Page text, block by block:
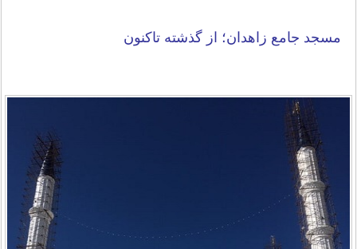
مسجد جامع زاهدان؛ از گذشته تاکنون